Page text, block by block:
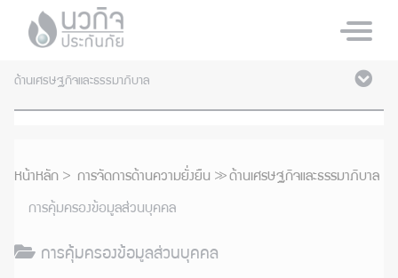
ด้านเศรษฐกิจและธรรมาภิบาล
หน้าหลัก การจัดการด้านความยั่งยืน
ด้านเศรษฐกิจและธรรมาภิบาล
การคุ้มครองข้อมูลส่วนบุคคล
การคุ้มครองข้อมูลส่วนบุคคล